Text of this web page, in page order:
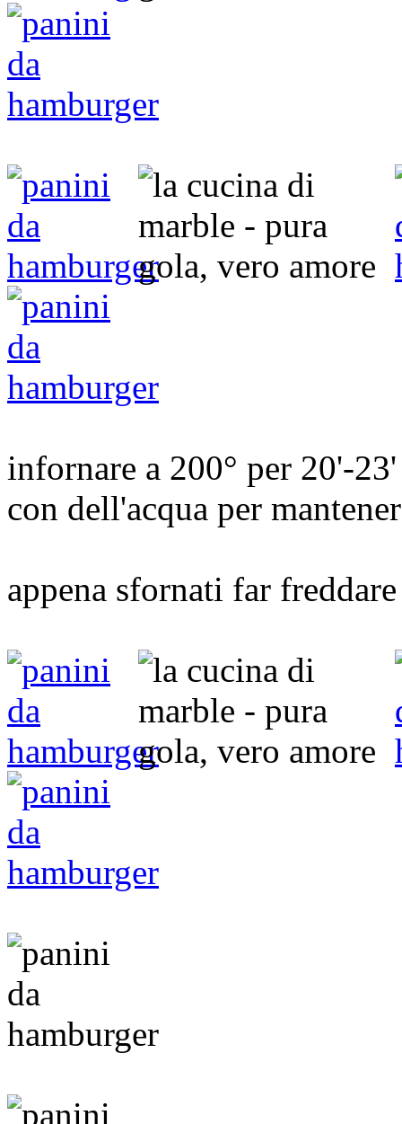
infornare a 200° per 20'-
con dell'acqua per
appena sfornati far